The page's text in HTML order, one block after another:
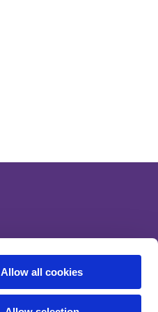
Allow all cookies